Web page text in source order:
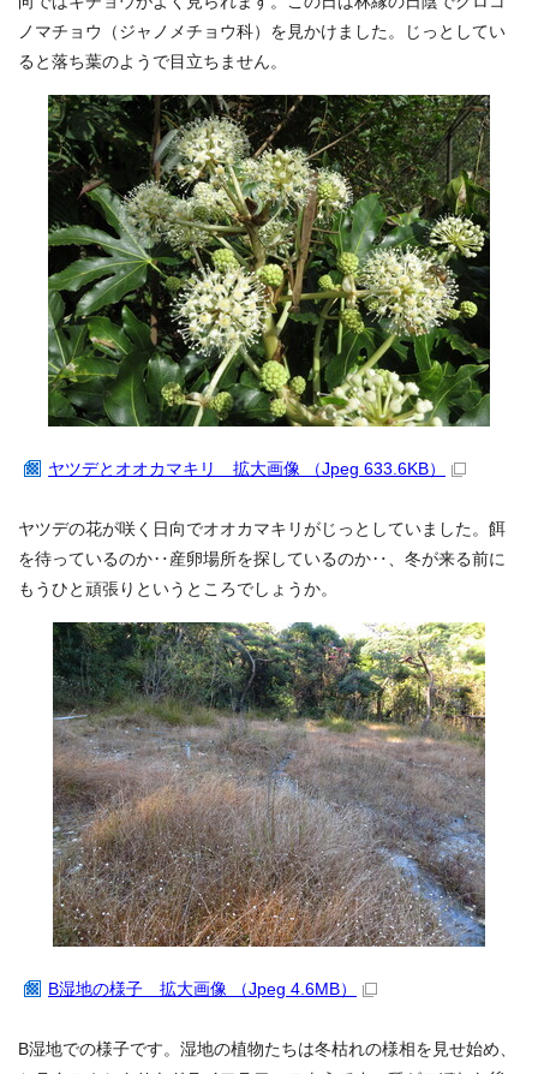
ノマチョウ（ジャノメチョウ科）を見かけました。じっとしてい
ると落ち葉のようで目立ちません。
ヤツデとオオカマキリ 拡大画像 （Jpeg 633.6KB）
ヤツデの花が咲く日向でオオカマキリがじっとしていました。餌
を待っているのか‥産卵場所を探しているのか‥、冬が来る前に
もうひと頑張りというところでしょうか。
B湿地の様子 拡大画像 （Jpeg 4.6MB）
B湿地での様子です。湿地の植物たちは冬枯れの様相を見せ始め、